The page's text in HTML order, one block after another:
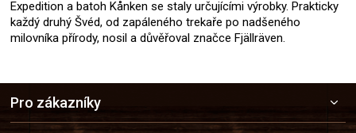
Expedition a batoh Kånken se staly určujícími výrobky. Prakticky
každý druhý Švéd, od zapáleného trekaře po nadšeného
milovníka přírody, nosil a důvěřoval značce Fjällräven.
Pro zákazníky